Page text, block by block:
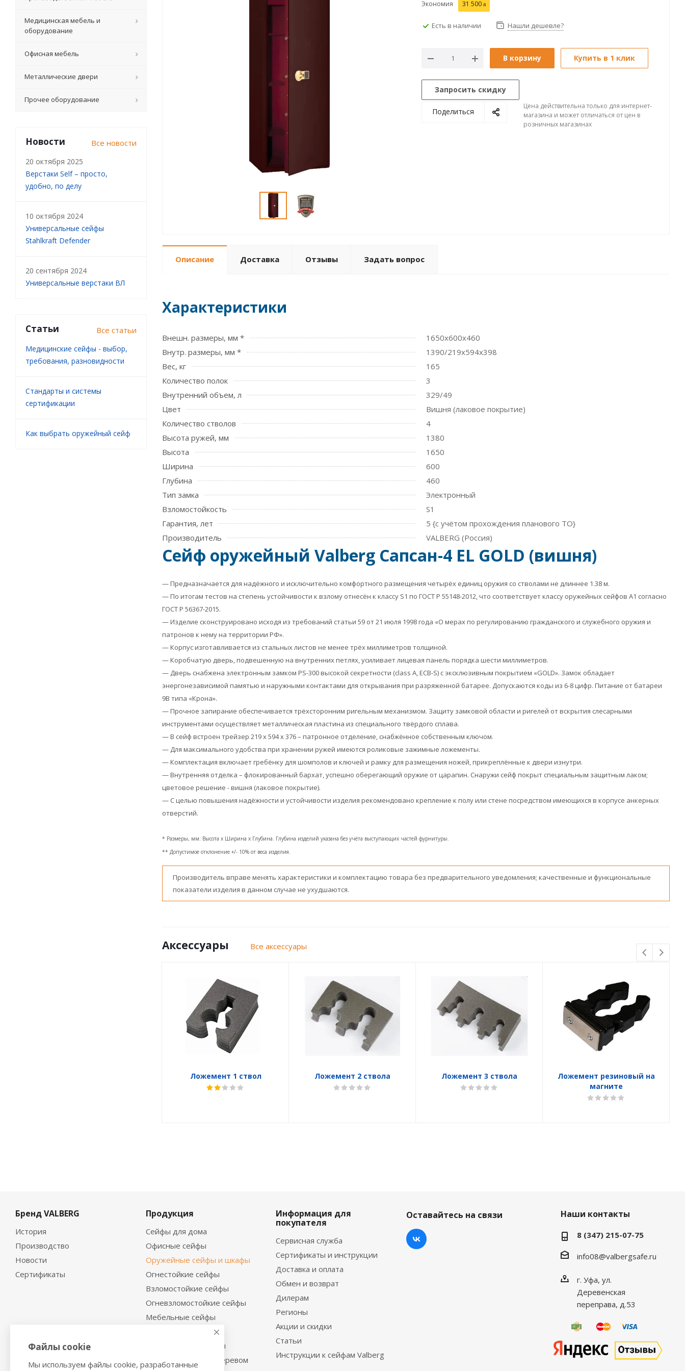
Экономия 31 500
Есть в наличии Нашли дешевле?
В корзину Купить в 1 клик
Запросить скидку
Поделиться
Цена действительна только для интернет-
магазина и может отличаться от цен в
розничных магазинах
Описание Доставка Отзывы Задать вопрос
Характеристики
Внешн. размеры, мм *
1650х600х460
Внутр. размеры, мм *
1390/219х594х398
Вес, кг
165
Количество полок
3
Внутренний объем, л
329/49
Цвет
Вишня (лаковое покрытие)
Количество стволов
4
Высота ружей, мм
1380
Высота
1650
Ширина
600
Глубина
460
Тип замка
Электронный
Взломостойкость
S1
Гарантия, лет
5 {с учётом прохождения планового ТО}
Производитель
VALBERG (Россия)
Сейф оружейный Valberg Сапсан-4 EL GOLD (вишня)
— Предназначается для надёжного и исключительно комфортного размещения четырёх единиц оружия со стволами не длиннее 1.38 м.
— По итогам тестов на степень устойчивости к взлому отнесён к классу S1 по ГОСТ Р 55148-2012, что соответствует классу оружейных сейфов А1 согласно
ГОСТ Р 56367-2015.
— Изделие сконструировано исходя из требований статьи 59 от 21 июля 1998 года «О мерах по регулированию гражданского и служебного оружия и
патронов к нему на территории РФ».
— Корпус изготавливается из стальных листов не менее трёх миллиметров толщиной.
— Коробчатую дверь, подвешенную на внутренних петлях, усиливает лицевая панель порядка шести миллиметров.
— Дверь снабжена электронным замком PS-300 высокой секретности (class A, ECB-S) с эксклюзивным покрытием «GOLD». Замок обладает
энергонезависимой памятью и наружными контактами для открывания при разряженной батарее. Допускаются коды из 6-8 цифр. Питание от батареи
9В типа «Крона».
— Прочное запирание обеспечивается трёхсторонним ригельным механизмом. Защиту замковой области и ригелей от вскрытия слесарными
инструментами осуществляет металлическая пластина из специального твёрдого сплава.
— В сейф встроен трейзер 219 x 594 x 376 – патронное отделение, снабжённое собственным ключом.
— Для максимального удобства при хранении ружей имеются роликовые зажимные ложементы.
— Комплектация включает гребёнку для шомполов и ключей и рамку для размещения ножей, прикреплённые к двери изнутри.
— Внутренняя отделка – флокированный бархат, успешно оберегающий оружие от царапин. Снаружи сейф покрыт специальным защитным лаком;
цветовое решение - вишня (лаковое покрытие).
— С целью повышения надёжности и устойчивости изделия рекомендовано крепление к полу или стене посредством имеющихся в корпусе анкерных
отверстий.
* Размеры, мм: Высота x Ширина x Глубина. Глубина изделий указана без учёта выступающих частей фурнитуры.
** Допустимое отклонение +/- 10% от веса изделия.
Производитель вправе менять характеристики и комплектацию товара без предварительного уведомления; качественные и функциональные
показатели изделия в данном случае не ухудшаются.
Аксессуары Все аксессуары
Ложемент 1 ствол Ложемент 2 ствола Ложемент 3 ствола
Ложемент резиновый на
магните
Медицинская мебель и
оборудование
Офисная мебель
Металлические двери
Прочее оборудование
Новости Все новости
20 октября 2025
Верстаки Self – просто,
удобно, по делу
10 октября 2024
Универсальные сейфы
Stahlkraft Defender
20 сентября 2024
Универсальные верстаки ВЛ
Статьи Все статьи
Медицинские сейфы - выбор,
требования, разновидности
Стандарты и системы
сертификации
Как выбрать оружейный сейф
Бренд VALBERG
История
Производство
Новости
Сертификаты
Продукция
Сейфы для дома
Офисные сейфы
Оружейные сейфы и шкафы
Огнестойкие сейфы
Взломостойкие сейфы
Огневзломостойкие сейфы
Мебельные сейфы
Депозитные сейфы
Встраиваемые сейфы
Сейфы с отделкой деревом
Информация для
покупателя
Сервисная служба
Сертификаты и инструкции
Доставка и оплата
Обмен и возврат
Дилерам
Регионы
Акции и скидки
Статьи
Инструкции к сейфам Valberg
Оставайтесь на связи Наши контакты
8 (347) 215-07-75
info08@valbergsafe.ru
г. Уфа, ул.
Деревенская
переправа, д.53
Файлы cookie
Мы используем файлы cookie, разработанные